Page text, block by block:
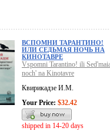
ВСПОМНИ ТАРАНТИНО!
ИЛИ СЕДЬМАЯ НОЧЬ НА
КИНОТАВРЕ
Vspomni Tarantino! ili
noch' na Kinotavre
Квирикадзе И.М.
Your Price: $32.42
shipped in 14-20 days